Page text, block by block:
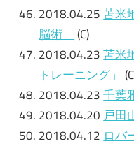
2018.04.25苫米
脳術」 (C)
2018.04.23苫米
トレーニング」
2018.04.23千葉
2018.04.20 戸田
2018.04.12 ロバ